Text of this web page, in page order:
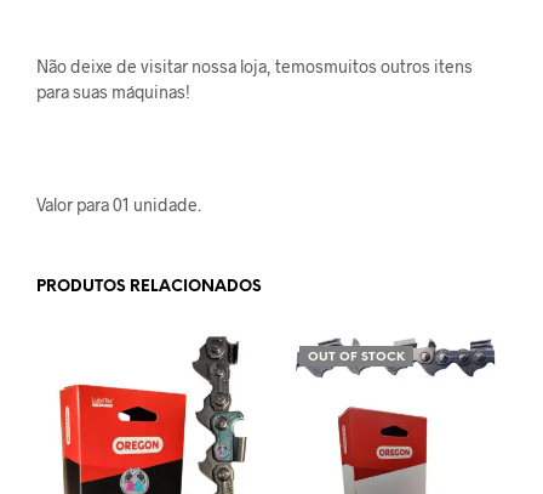
Não deixe de visitar nossa loja, temosmuitos outros itens
para suas máquinas!
Valor para 01 unidade.
PRODUTOS RELACIONADOS
OUT OF STOCK